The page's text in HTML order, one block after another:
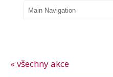
« všechny akce